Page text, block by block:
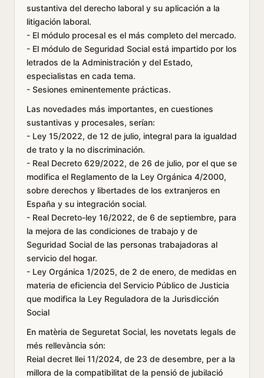
sustantiva del derecho laboral y su aplicación a la
litigación laboral.
- El módulo procesal es el más completo del mercado.
- El módulo de Seguridad Social está impartido por los
letrados de la Administración y del Estado,
especialistas en cada tema.
- Sesiones eminentemente prácticas.
Las novedades más importantes, en cuestiones
sustantivas y procesales, serían:
- Ley 15/2022, de 12 de julio, integral para la igualdad
de trato y la no discriminación.
- Real Decreto 629/2022, de 26 de julio, por el que se
modifica el Reglamento de la Ley Orgánica 4/2000,
sobre derechos y libertades de los extranjeros en
España y su integración social.
- Real Decreto-ley 16/2022, de 6 de septiembre, para
la mejora de las condiciones de trabajo y de
Seguridad Social de las personas trabajadoras al
servicio del hogar.
- Ley Orgánica 1/2025, de 2 de enero, de medidas en
materia de eficiencia del Servicio Público de Justicia
que modifica la Ley Reguladora de la Jurisdicción
Social
En matèria de Seguretat Social, les novetats legals de
més rellevància són:
Reial decret llei 11/2024, de 23 de desembre, per a la
millora de la compatibilitat de la pensió de jubilació